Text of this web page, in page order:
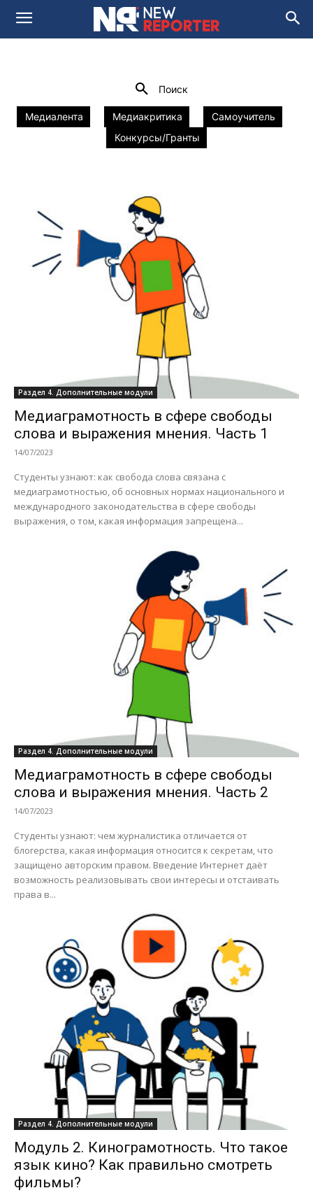
ДОПОЛНИТЕЛЬНЫЕ
МОДУЛИ
Поиск
Медиалента Медиакритика
Самоучитель
Конкурсы/Гранты
Раздел 4. Дополнительные модули
Медиаграмотность в сфере свободы
слова и выражения мнения. Часть 1
14/07/2023
Студенты узнают: как свобода слова связана с
медиаграмотностью, об основных нормах национального и
международного законодательства в сфере свободы
выражения, о том, какая информация запрещена...
Раздел 4. Дополнительные модули
Медиаграмотность в сфере свободы
слова и выражения мнения. Часть 2
14/07/2023
Студенты узнают: чем журналистика отличается от
блогерства, какая информация относится к секретам, что
защищено авторским правом. Введение Интернет даёт
возможность реализовывать свои интересы и отстаивать
права в...
Раздел 4. Дополнительные модули
Модуль 2. Кинограмотность. Что такое
язык кино? Как правильно смотреть
фильмы?